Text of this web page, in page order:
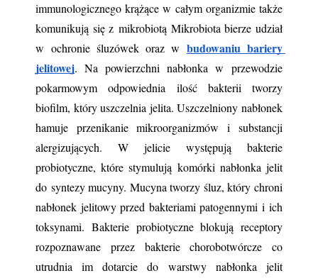
immunologicznego krążące w całym organizmie także
komunikują się z mikrobiotą Mikrobiota bierze udział
w ochronie śluzówek oraz w budowaniu bariery
jelitowej. Na powierzchni nabłonka w przewodzie
pokarmowym odpowiednia ilość bakterii tworzy
biofilm, który uszczelnia jelita. Uszczelniony nabłonek
hamuje przenikanie mikroorganizmów i substancji
alergizujących. W jelicie występują bakterie
probiotyczne, które stymulują komórki nabłonka jelit
do syntezy mucyny. Mucyna tworzy śluz, który chroni
nabłonek jelitowy przed bakteriami patogennymi i ich
toksynami. Bakterie probiotyczne blokują receptory
rozpoznawane przez bakterie chorobotwórcze co
utrudnia im dotarcie do warstwy nabłonka jelit